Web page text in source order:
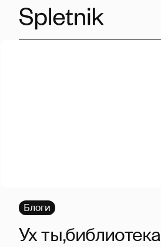
Блоги
Ух ты,библиотека